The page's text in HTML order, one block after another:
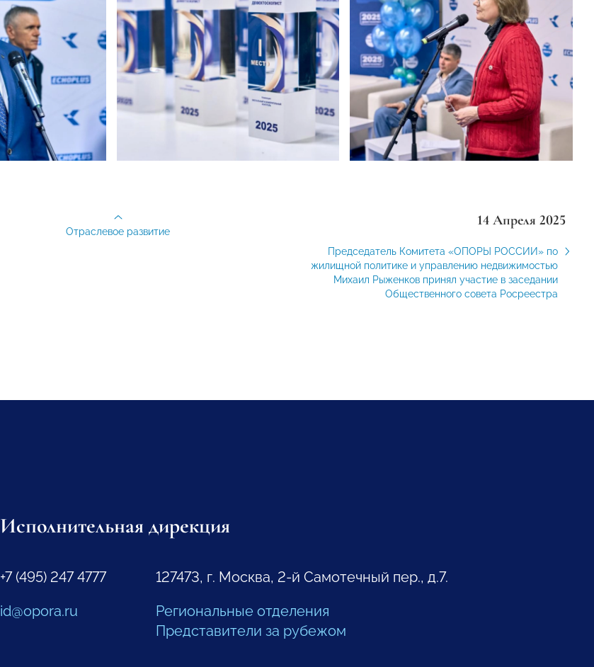
14 Апреля 2025
Председатель Комитета «ОПОРЫ РОССИИ» по
жилищной политике и управлению недвижимостью
Михаил Рыженков принял участие в заседании
Общественного совета Росреестра
Отраслевое развитие
Исполнительная дирекция
+7 (495) 247 4777
id@opora.ru
127473, г. Москва, 2-й Самотечный пер., д.7.
Региональные отделения
Представители за рубежом